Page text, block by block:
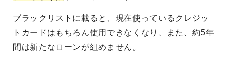
ブラックリストに載ると、現在使っているクレジッ
トカードはもちろん使用できなくなり、また、約5年
間は新たなローンが組めません。